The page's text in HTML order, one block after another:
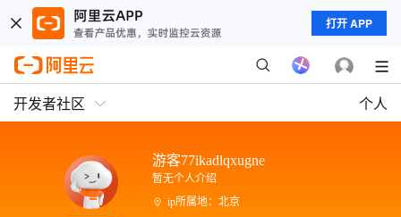
打开 APP
开发者社区 个人
游客77ikadlqxugne
暂无个人介绍
ip所属地：北京